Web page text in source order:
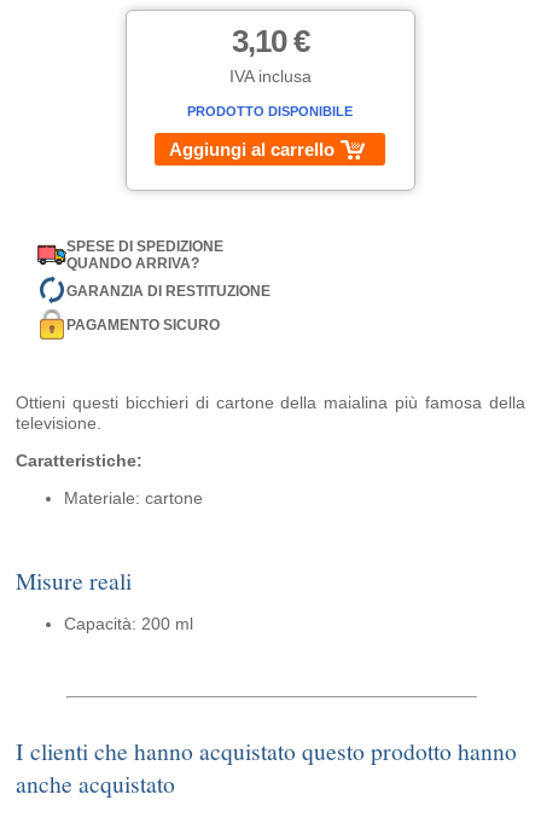
3,10 €
IVA inclusa
PRODOTTO DISPONIBILE
Aggiungi al carrello
SPESE DI SPEDIZIONE
QUANDO ARRIVA?
GARANZIA DI RESTITUZIONE
PAGAMENTO SICURO
Ottieni questi bicchieri di cartone della maialina più famosa della
televisione.
Caratteristiche:
Materiale: cartone
Misure reali
Capacità: 200 ml
I clienti che hanno acquistato questo prodotto hanno
anche acquistato